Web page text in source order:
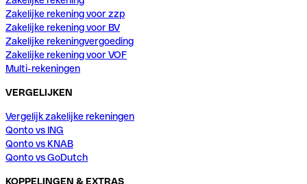
Zakelijke rekening voor zzp
Zakelijke rekening voor BV
Zakelijke rekeningvergoeding
Zakelijke rekening voor VOF
Multi-rekeningen
VERGELIJKEN
Vergelijk zakelijke rekeningen
Qonto vs ING
Qonto vs KNAB
Qonto vs GoDutch
KOPPELINGEN & EXTRAS